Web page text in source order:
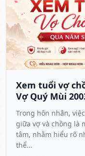
Xem tuổi vợ
Vợ Quý Mùi
Trong hôn nhân,
giữa vợ và chồng là
tâm, nhằm hiểu rõ
thể...